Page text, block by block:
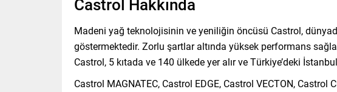
Castrol Hakkında
Madeni yağ teknolojisinin ve yeniliğin öncüsü Castrol,
göstermektedir. Zorlu şartlar altında yüksek performans
Castrol, 5 kıtada ve 140 ülkede yer alır ve Türkiye’deki
Castrol MAGNATEC, Castrol EDGE, Castrol VECTON, Castrol